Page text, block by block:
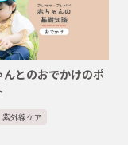
んとのおでかけのポ
紫外線ケア